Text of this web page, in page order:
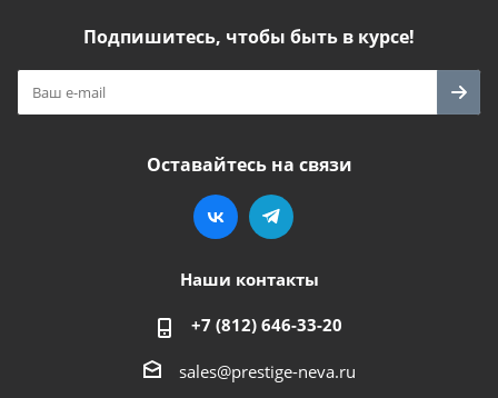
Подпишитесь, чтобы быть в курсе!
Оставайтесь на связи
Наши контакты
+7 (812) 646-33-20
sales@prestige-neva.ru